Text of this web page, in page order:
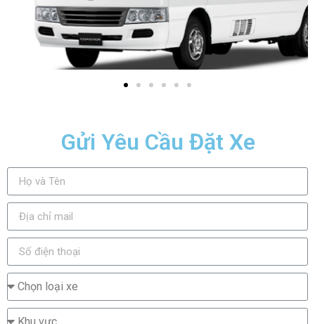
Gửi Yêu Cầu Đặt Xe